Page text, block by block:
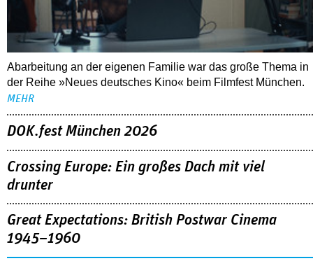
Abarbeitung an der eigenen Familie war das große Thema in
der Reihe »Neues deutsches Kino« beim Filmfest München.
MEHR
DOK.fest München 2026
Crossing Europe: Ein großes Dach mit viel
drunter
Great Expectations: British Postwar Cinema
1945–1960